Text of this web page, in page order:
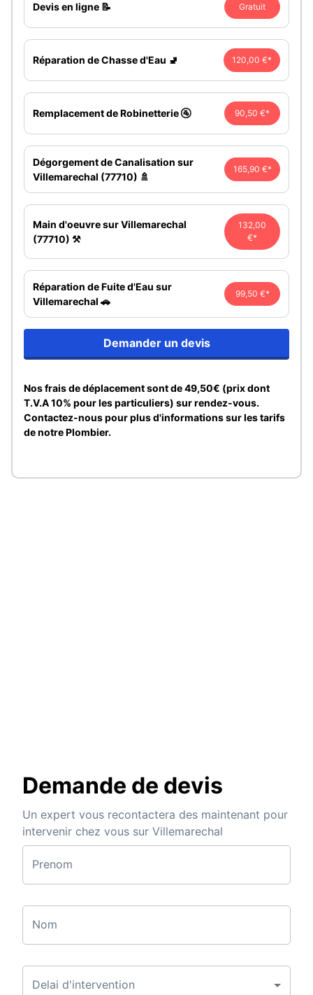
Devis en ligne 📝 Gratuit
Réparation de Chasse d'Eau 🚽 120,00 €*
Remplacement de Robinetterie 🚰 90,50 €*
Dégorgement de Canalisation sur
Villemarechal (77710) 🚿
165,90 €*
Main d'oeuvre sur Villemarechal
(77710) ⚒️
132,00
€*
Réparation de Fuite d'Eau sur
Villemarechal 🚗
99,50 €*
Demander un devis
Nos frais de déplacement sont de 49,50€ (prix dont
T.V.A 10% pour les particuliers) sur rendez-vous.
Contactez-nous pour plus d'informations sur les tarifs
de notre Plombier.
Demande de devis
Un expert vous recontactera des maintenant pour
intervenir chez vous sur Villemarechal
Prenom
Nom
Delai d'intervention